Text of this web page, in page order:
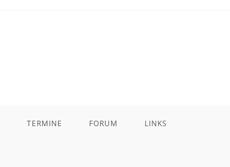
TERMINE FORUM LINKS